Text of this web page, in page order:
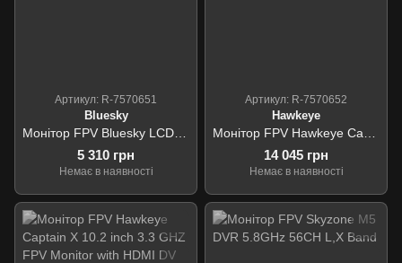
Артикул: R-7570651
Bluesky
5 310 грн
Немає в наявності
Артикул: R-7570652
Hawkeye
14 045 грн
Немає в наявності